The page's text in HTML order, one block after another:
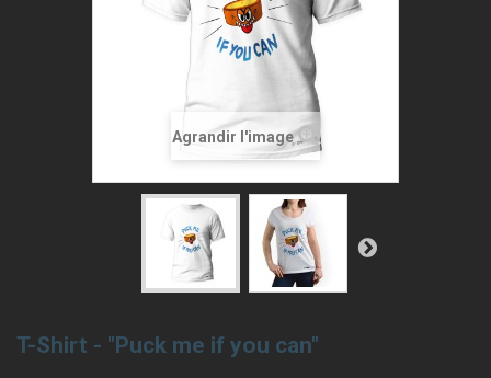
Agrandir l'image
T-Shirt - "Puck me if you can"